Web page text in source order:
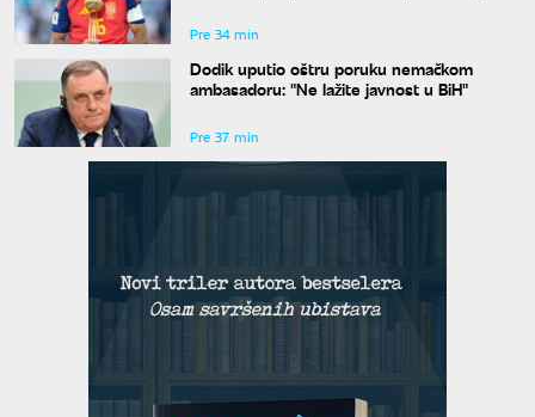
Pre 34 min
Dodik uputio oštru poruku nemačkom
ambasadoru: "Ne lažite javnost u BiH"
Pre 37 min